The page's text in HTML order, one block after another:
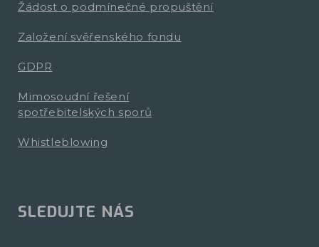
Žádost o podmínečné propuštění
Založení svěřenského fondu
GDPR
Mimosoudní řešení
spotřebitelských sporů
Whistleblowing
SLEDUJTE NÁS